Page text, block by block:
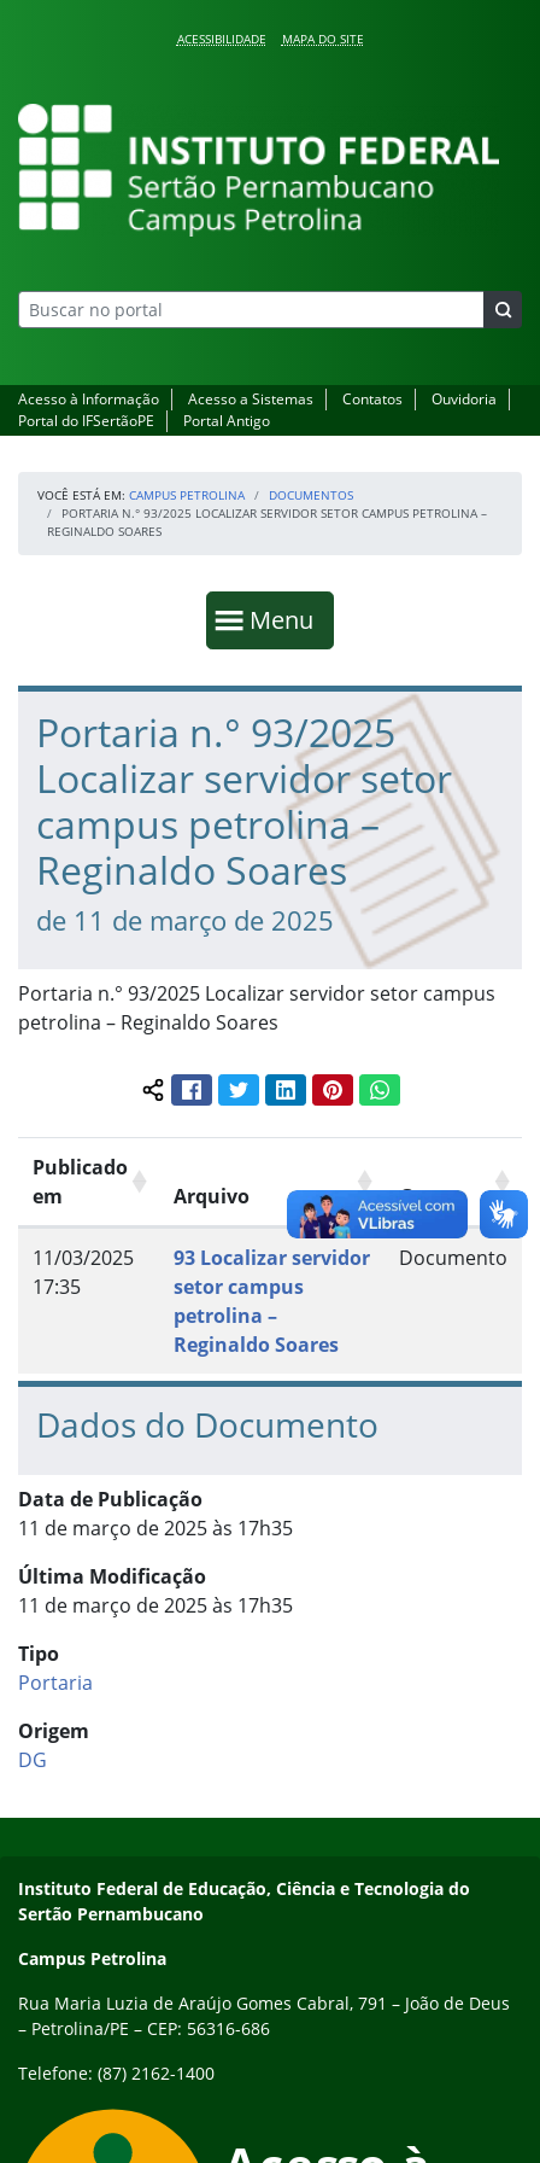
ACESSIBILIDADE MAPA DO SITE
Campus Petrolina
Acesso à Informação Acesso a Sistemas Contatos
Ouvidoria
Portal do IFSertãoPE
Portal Antigo
VOCÊ ESTÁ EM: CAMPUS PETROLINA
DOCUMENTOS
PORTARIA N.° 93/2025 LOCALIZAR SERVIDOR SETOR CAMPUS PETROLINA –
REGINALDO SOARES
Mostrar
Menu
Fim da navegação
Início do conteúdo
Portaria n.° 93/2025
Localizar servidor setor
campus petrolina –
Reginaldo Soares
de 11 de março de 2025
Portaria n.° 93/2025 Localizar servidor setor campus
petrolina – Reginaldo Soares
Compartilhar conteúdo:
FacebookTwitterLinkedInPinterestWhatsApp
Publicado
em
Arquivo Grupo
11/03/2025
17:35
93 Localizar servidor
setor campus
petrolina –
Reginaldo Soares
Documento
Dados do Documento
Data de Publicação
11 de março de 2025 às 17h35
Última Modificação
11 de março de 2025 às 17h35
Tipo
Portaria
Origem
DG
Endereço
Instituto Federal de Educação, Ciência e Tecnologia do
Sertão Pernambucano
Campus Petrolina
Rua Maria Luzia de Araújo Gomes Cabral, 791 – João de Deus
– Petrolina/PE – CEP: 56316-686
Telefone: (87) 2162-1400